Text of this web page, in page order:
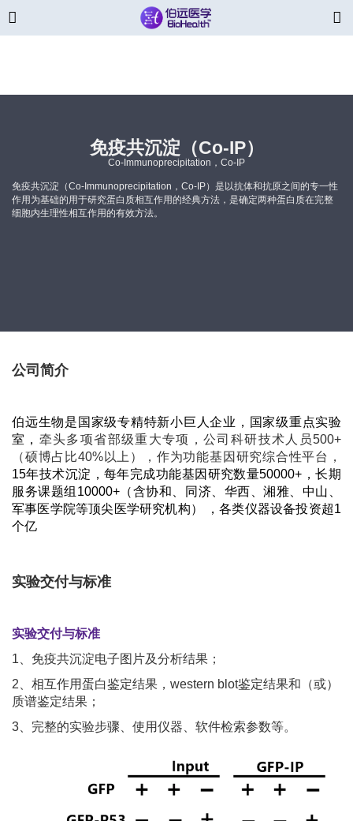
免疫共沉淀（Co-IP）
Co-Immunoprecipitation，Co-IP
免疫共沉淀（Co-Immunoprecipitation，Co-IP）是以抗体和抗原之间的专一性
作用为基础的用于研究蛋白质相互作用的经典方法，是确定两种蛋白质在完整
细胞内生理性相互作用的有效方法。
公司简介
伯远生物是国家级专精特新小巨人企业， 国家级重点实验
室， 牵头多项省部级重大专项，公司科研技术人员500+
（硕博占比40%以上），作为功能基因研究综合性平台，
15年技术沉淀，每年完成功能基因研究数量50000+，长期
服务课题组10000+（含协和、同济、华西、湘雅、中山、
军事医学院等顶尖医学研究机构）
，各类仪器设备投资超1
个亿
实验交付与标准
实验交付与标准
1、免疫共沉淀电子图片及分析结果；
2、相互作用蛋白鉴定结果，western blot鉴定结果和（或）
质谱鉴定结果；
3、完整的实验步骤、使用仪器、软件检索参数等。